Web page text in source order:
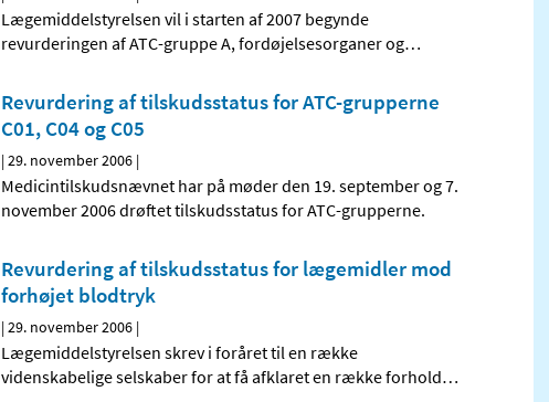
Lægemiddelstyrelsen vil i starten af 2007 begynde
revurderingen af ATC-gruppe A, fordøjelsesorganer og…
Revurdering af tilskudsstatus for ATC-grupperne
C01, C04 og C05
|29. november 2006 |
Medicintilskudsnævnet har på møder den 19. september og 7.
november 2006 drøftet tilskudsstatus for ATC-grupperne.
Revurdering af tilskudsstatus for lægemidler mod
forhøjet blodtryk
|29. november 2006 |
Lægemiddelstyrelsen skrev i foråret til en række
videnskabelige selskaber for at få afklaret en række forhold…